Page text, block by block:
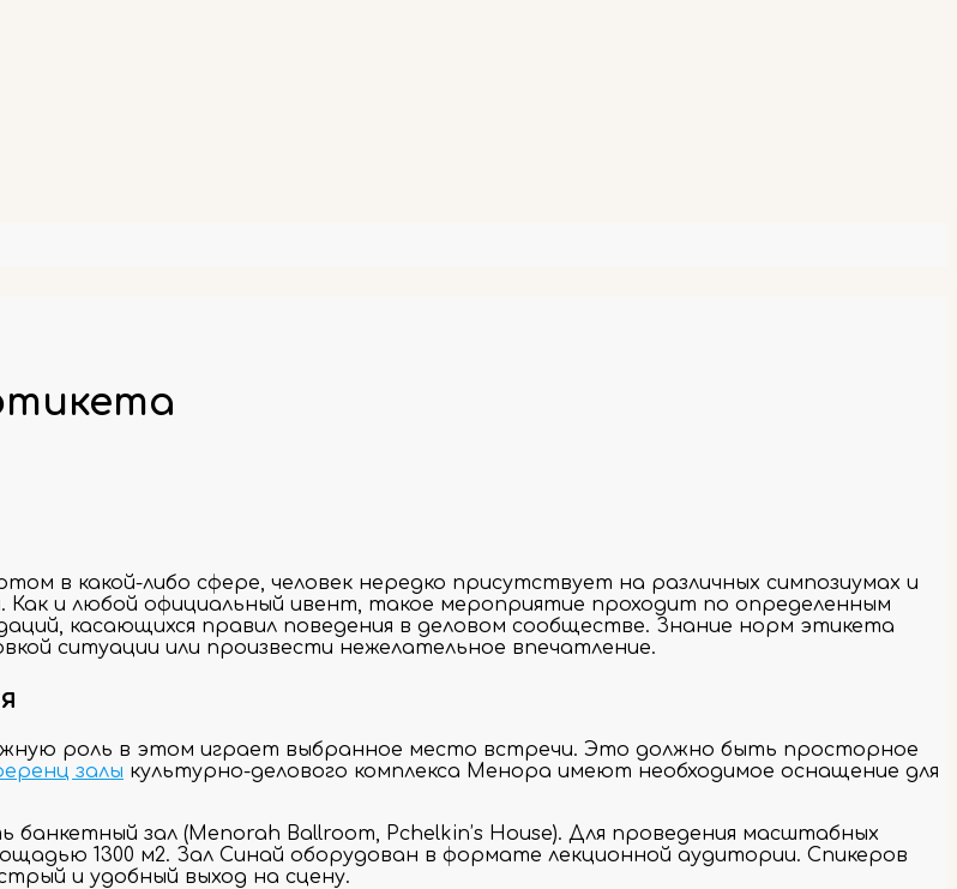
в какой-либо сфере, человек нередко присутствует на различных симпозиумах и
и любой официальный ивент, такое мероприятие проходит по определенным
касающихся правил поведения в деловом сообществе. Знание норм этикета
ситуации или произвести нежелательное впечатление.
роль в этом играет выбранное место встречи. Это должно быть просторное
залы культурно-делового комплекса Менора имеют необходимое оснащение для
зал (Menorah Ballroom, Pchelkin’s House). Для проведения масштабных
1300 м2. Зал Синай оборудован в формате лекционной аудитории. Спикеров
и удобный выход на сцену.